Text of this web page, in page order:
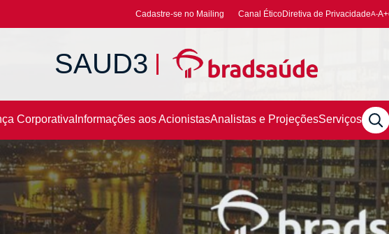
Cadastre-se no Mailing Canal ÉticoDiretiva de PrivacidadeA-A+
SAUD3
CorporativaInformações aos AcionistasAnalistas e ProjeçõesServiços